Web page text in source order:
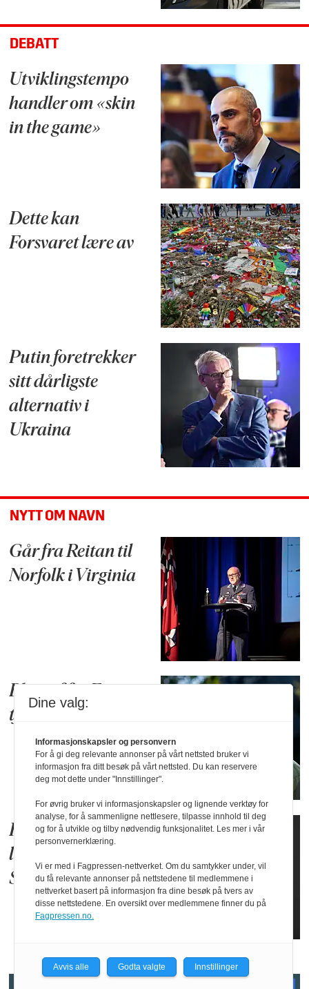
DEBATT
Utviklingstempo
handler om «skin
in the game»
Dette kan
Forsvaret lære av
Putin foretrekker
sitt dårligste
alternativ i
Ukraina
NYTT OM NAVN
Går fra Reitan til
Norfolk i Virginia
Blir sjef for E-
tjenesten
Han er ny dagleg
leiar for
Sønstebyfondet
Dine valg:
Informasjonskapsler og personvern
For å gi deg relevante annonser på vårt nettsted bruker vi
informasjon fra ditt besøk på vårt nettsted. Du kan reservere
deg mot dette under "Innstillinger".
For øvrig bruker vi informasjonskapsler og lignende verktøy for
analyse, for å sammenligne nettlesere, tilpasse innhold til deg
og for å utvikle og tilby nødvendig funksjonalitet. Les mer i vår
personvernerklæring.
Vi er med i Fagpressen-nettverket. Om du samtykker under, vil
du få relevante annonser på nettstedene til medlemmene i
nettverket basert på informasjon fra dine besøk på tvers av
disse nettstedene. En oversikt over medlemmene finner du på
Fagpressen.no.
Avvis alle Godta valgte Innstillinger